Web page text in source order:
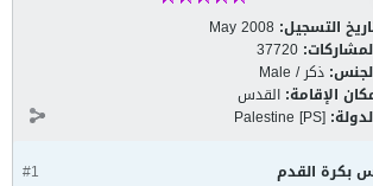
التسجيل: May 2008
37720
ذكر / Male
الإقامة: القدس
Palestine [PS]
#1 بكرة القدم